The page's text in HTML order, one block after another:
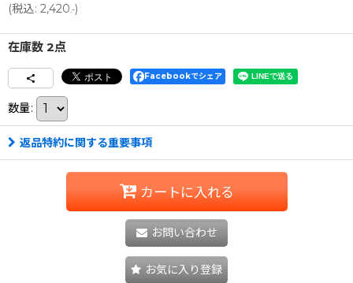
(税込: 2,420.-)
在庫数 2点
Facebookでシェア
数量:
返品特約に関する重要事項
カートに入れる
お問い合わせ
お気に入り登録